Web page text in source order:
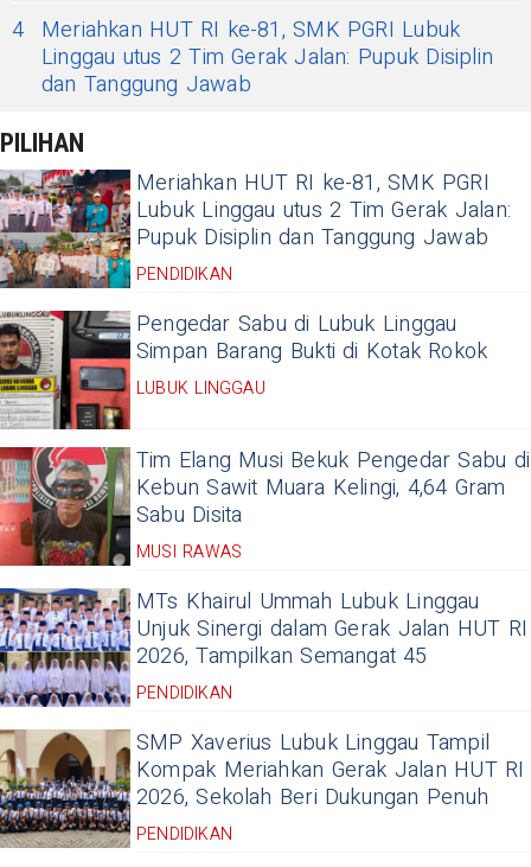
4 Meriahkan HUT RI ke-81, SMK PGRI Lubuk
Linggau utus 2 Tim Gerak Jalan: Pupuk Disiplin
dan Tanggung Jawab
PILIHAN
Meriahkan HUT RI ke-81, SMK PGRI
Lubuk Linggau utus 2 Tim Gerak Jalan:
Pupuk Disiplin dan Tanggung Jawab
PENDIDIKAN
Pengedar Sabu di Lubuk Linggau
Simpan Barang Bukti di Kotak Rokok
LUBUK LINGGAU
Tim Elang Musi Bekuk Pengedar Sabu di
Kebun Sawit Muara Kelingi, 4,64 Gram
Sabu Disita
MUSI RAWAS
MTs Khairul Ummah Lubuk Linggau
Unjuk Sinergi dalam Gerak Jalan HUT RI
2026, Tampilkan Semangat 45
PENDIDIKAN
SMP Xaverius Lubuk Linggau Tampil
Kompak Meriahkan Gerak Jalan HUT RI
2026, Sekolah Beri Dukungan Penuh
PENDIDIKAN